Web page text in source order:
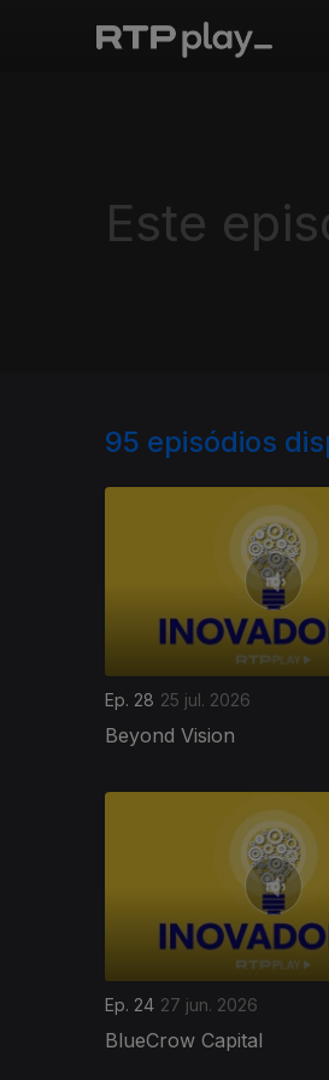
Este
95 episódios
Ep. 28 25 jul. 2026
Beyond Vision
Ep. 24 27 jun. 2026
BlueCrow Capital